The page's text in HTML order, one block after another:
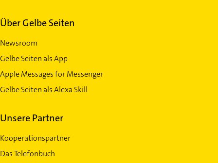
Über Gelbe Seiten
Newsroom
Gelbe Seiten als App
Apple Messages for Messenger
Gelbe Seiten als Alexa Skill
Unsere Partner
Kooperationspartner
Das Telefonbuch